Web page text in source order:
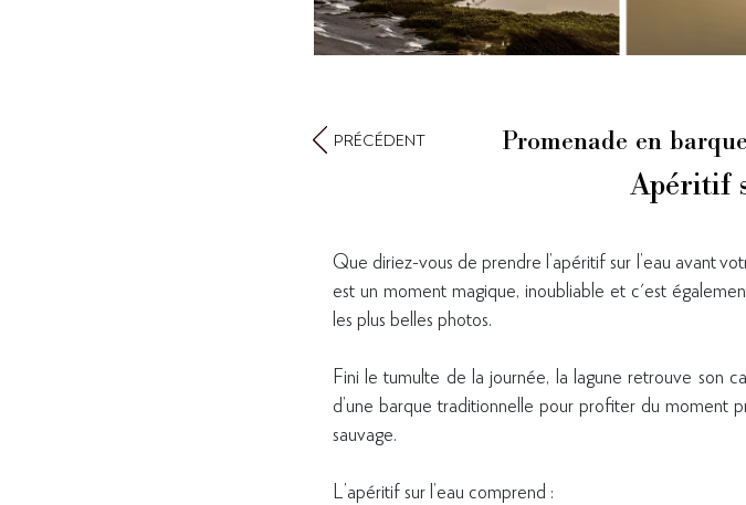
Promenade en
Apéritif
PRÉCÉDENT
Que diriez-vous de prendre l’apéritif sur l’eau avant
est un moment magique, inoubliable et c'est
les plus belles photos.
Fini le tumulte de la journée, la lagune retrouve son
d’une barque traditionnelle pour profiter du moment
sauvage.
L’apéritif sur l’eau comprend :